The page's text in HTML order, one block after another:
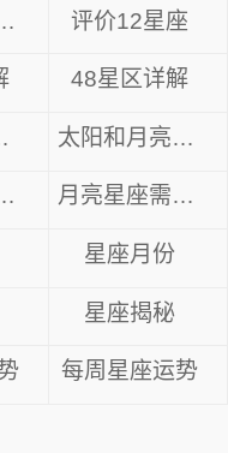
星座分析 评价12星座
48星区详解
座 太阳和月亮星座
星座组合 月亮星座需要什么
星座月份
星座揭秘
每周星座运势